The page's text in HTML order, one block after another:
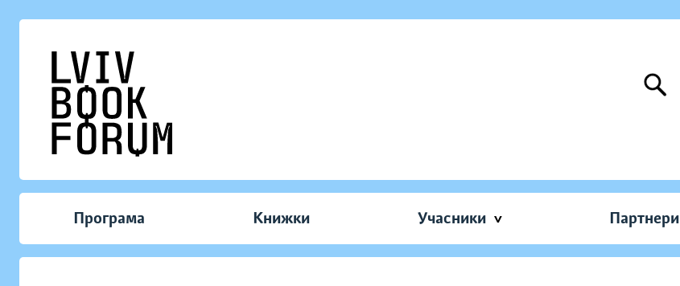
Програма Книжки Учасники Партнери